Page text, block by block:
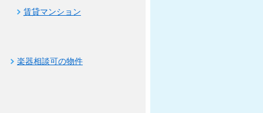
賃貸マンション
楽器相談可の物件